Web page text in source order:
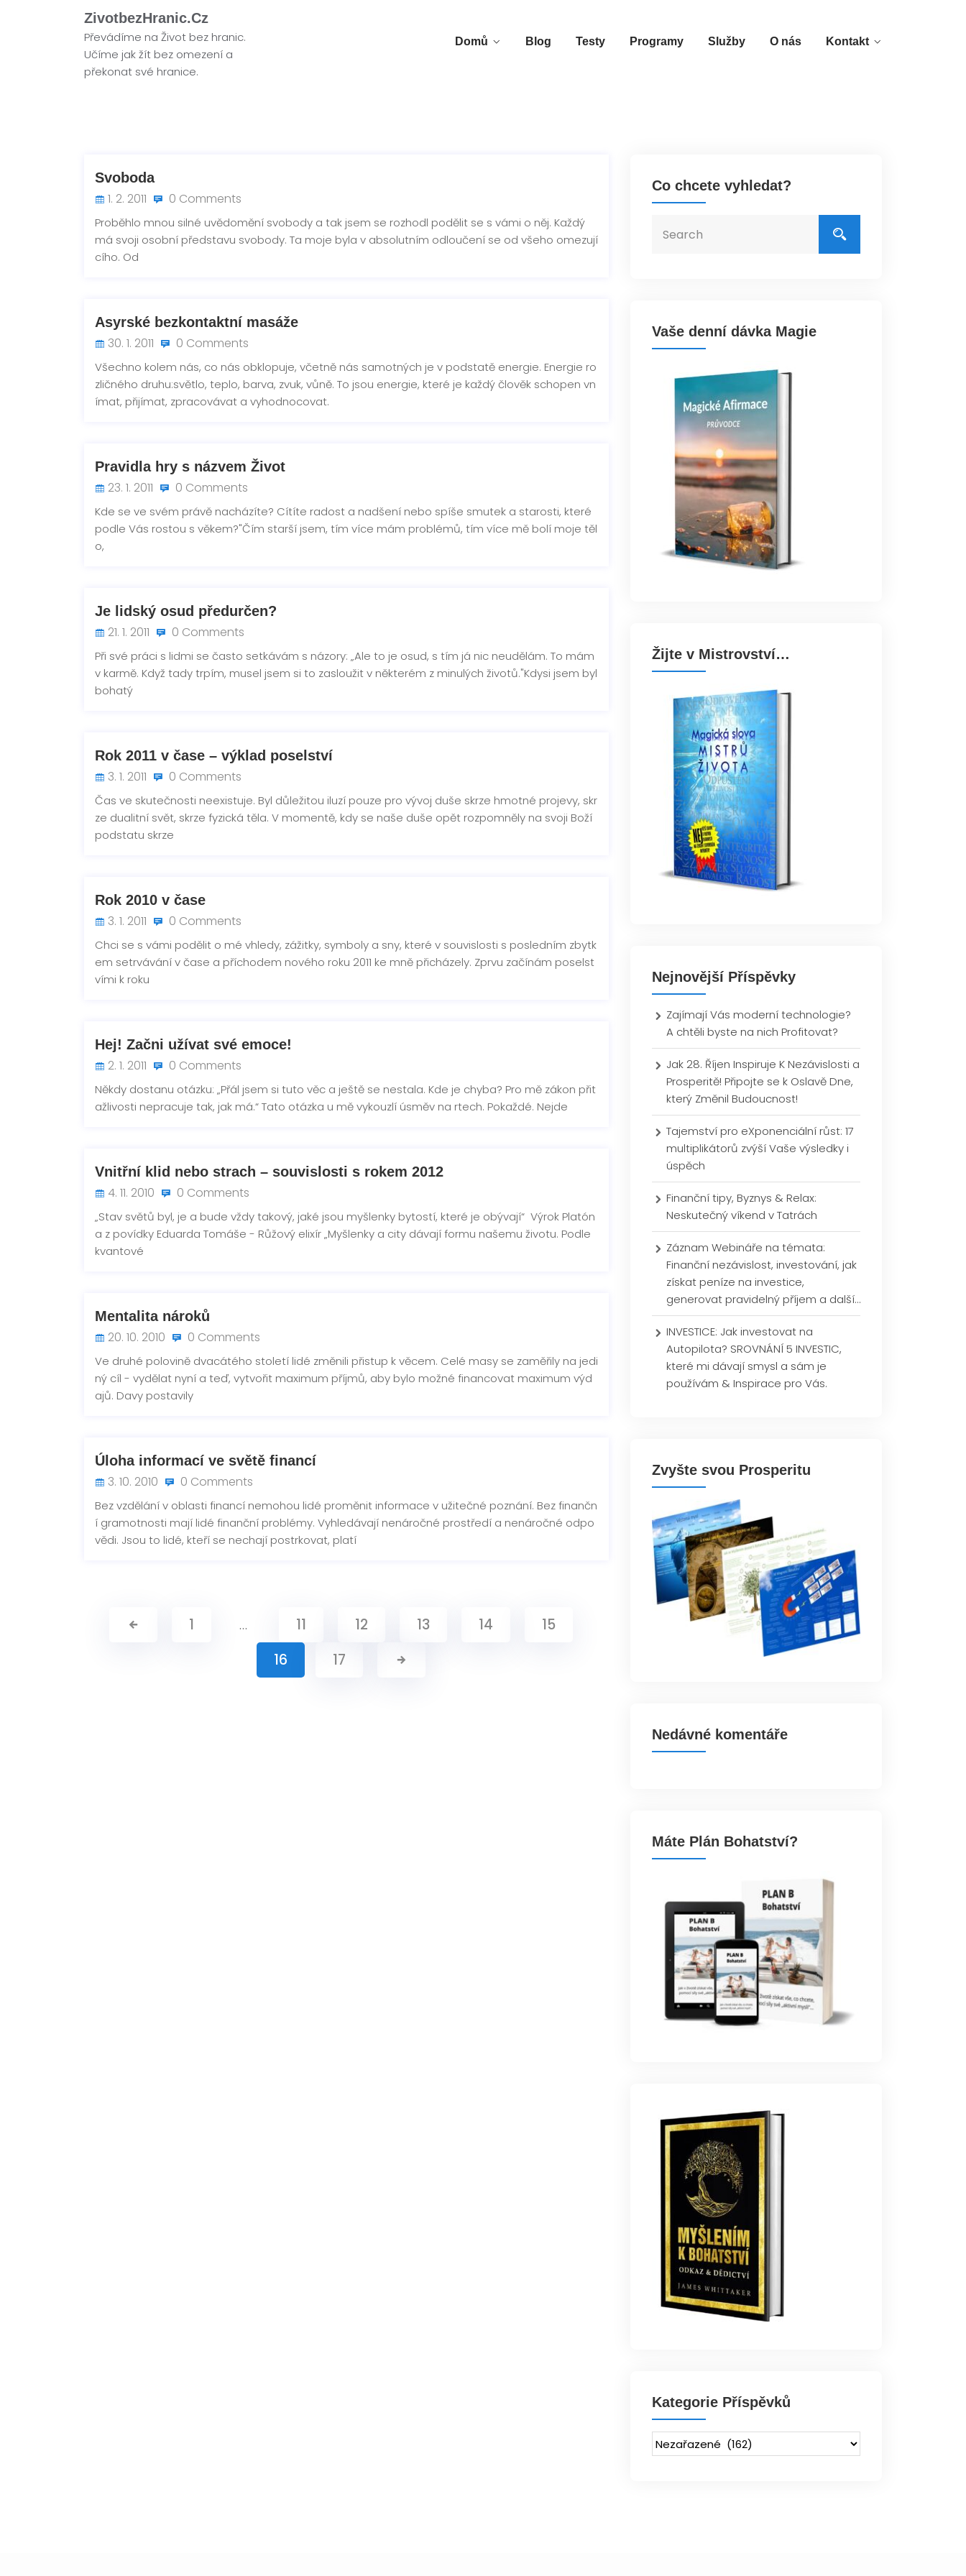
ZivotbezHranic.cz
Převádíme na Život bez hranic.
Učíme jak žít bez omezení a
překonat své hranice.
Domů Blog Testy Programy Služby O nás Kontakt
Svoboda
1. 2. 2011 0 Comments
Proběhlo mnou silné uvědomění svobody a tak jsem se rozhodl podělit se s vámi o něj. Každý
má svoji osobní představu svobody. Ta moje byla v absolutním odloučení se od všeho omezují
cího. Od
Asyrské bezkontaktní masáže
30. 1. 2011 0 Comments
Všechno kolem nás, co nás obklopuje, včetně nás samotných je v podstatě energie. Energie ro
zličného druhu:světlo, teplo, barva, zvuk, vůně. To jsou energie, které je každý člověk schopen vn
ímat, přijímat, zpracovávat a vyhodnocovat.
Pravidla hry s názvem Život
23. 1. 2011 0 Comments
Kde se ve svém právě nacházíte? Cítíte radost a nadšení nebo spíše smutek a starosti, které
podle Vás rostou s věkem?"Čím starší jsem, tím více mám problémů, tím více mě bolí moje těl
o,
Je lidský osud předurčen?
21. 1. 2011 0 Comments
Při své práci s lidmi se často setkávám s názory: „Ale to je osud, s tím já nic neudělám. To mám
v karmě. Když tady trpím, musel jsem si to zasloužit v některém z minulých životů."Kdysi jsem byl
bohatý
Rok 2011 v čase – výklad poselství
3. 1. 2011 0 Comments
Čas ve skutečnosti neexistuje. Byl důležitou iluzí pouze pro vývoj duše skrze hmotné projevy, skr
ze dualitní svět, skrze fyzická těla. V momentě, kdy se naše duše opět rozpomněly na svoji Boží
podstatu skrze
Rok 2010 v čase
3. 1. 2011 0 Comments
Chci se s vámi podělit o mé vhledy, zážitky, symboly a sny, které v souvislosti s posledním zbytk
em setrvávání v čase a příchodem nového roku 2011 ke mně přicházely. Zprvu začínám poselst
vími k roku
Hej! Začni užívat své emoce!
2. 1. 2011 0 Comments
Někdy dostanu otázku: „Přál jsem si tuto věc a ještě se nestala. Kde je chyba? Pro mě zákon přit
ažlivosti nepracuje tak, jak má.“ Tato otázka u mě vykouzlí úsměv na rtech. Pokaždé. Nejde
Vnitřní klid nebo strach – souvislosti s rokem 2012
4. 11. 2010 0 Comments
„Stav světů byl, je a bude vždy takový, jaké jsou myšlenky bytostí, které je obývají“ Výrok Platón
a z povídky Eduarda Tomáše - Růžový elixír „Myšlenky a city dávají formu našemu životu. Podle
kvantové
Mentalita nároků
20. 10. 2010 0 Comments
Ve druhé polovině dvacátého století lidé změnili přistup k věcem. Celé masy se zaměřily na jedi
ný cíl - vydělat nyní a teď, vytvořit maximum příjmů, aby bylo možné financovat maximum výd
ajů. Davy postavily
Úloha informací ve světě financí
3. 10. 2010 0 Comments
Bez vzdělání v oblasti financí nemohou lidé proměnit informace v užitečné poznání. Bez finančn
í gramotnosti mají lidé finanční problémy. Vyhledávají nenáročné prostředí a nenáročné odpo
vědi. Jsou to lidé, kteří se nechají postrkovat, platí
1 … 11 12 13 14
15
16
17
Co chcete vyhledat?
Vaše denní dávka Magie
Žijte v Mistrovství…
Nejnovější Příspěvky
Zajímají Vás moderní technologie?
A chtěli byste na nich Profitovat?
Jak 28. Říjen Inspiruje K Nezávislosti a
Prosperitě! Připojte se k Oslavě Dne,
který Změnil Budoucnost!
Tajemství pro eXponenciální růst: 17
multiplikátorů zvýší Vaše výsledky i
úspěch
Finanční tipy, Byznys & Relax:
Neskutečný víkend v Tatrách
Záznam Webináře na témata:
Finanční nezávislost, investování, jak
získat peníze na investice,
generovat pravidelný příjem a další…
INVESTICE: Jak investovat na
Autopilota? SROVNÁNÍ 5 INVESTIC,
které mi dávají smysl a sám je
používám & Inspirace pro Vás.
Zvyšte svou Prosperitu
Nedávné komentáře
Máte Plán Bohatství?
Kategorie Příspěvků